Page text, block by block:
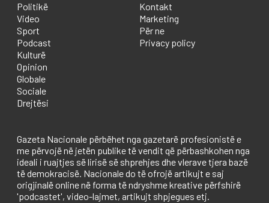
Politikë
Video
Sport
Podcast
Kulturë
Opinion
Globale
Sociale
Drejtësi
Kontakt
Marketing
Për ne
Privacy policy
Gazeta Nacionale përbëhet nga gazetarë profesionistë e
me përvojë në jetën publike të vendit që përbashkohen nga
ideali i ruajtjes së lirisë së shprehjes dhe vlerave tjera bazë
të demokracisë. Nacionale do të ofrojë artikujt e saj
origjinalë online në forma të ndryshme kreative përfshirë
'podcastet', video-lajmet, artikujt shpjegues etj.